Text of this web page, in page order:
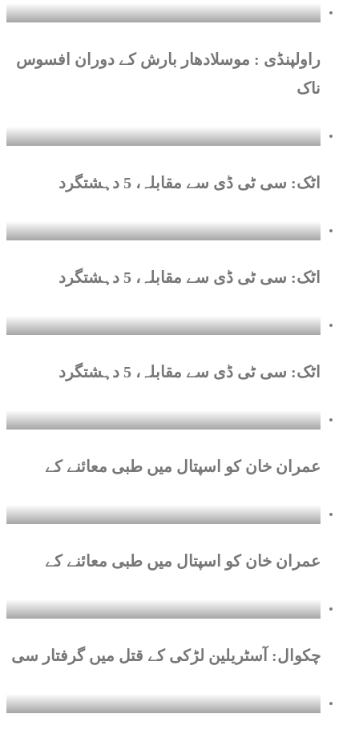
راولپنڈی : موسلادھار بارش کے دوران افسوس
ناک
اٹک: سی ٹی ڈی سے مقابلہ، 5 دہشتگرد
اٹک: سی ٹی ڈی سے مقابلہ، 5 دہشتگرد
اٹک: سی ٹی ڈی سے مقابلہ، 5 دہشتگرد
عمران خان کو اسپتال میں طبی معائنے کے
عمران خان کو اسپتال میں طبی معائنے کے
چکوال: آسٹریلین لڑکی کے قتل میں گرفتار سی